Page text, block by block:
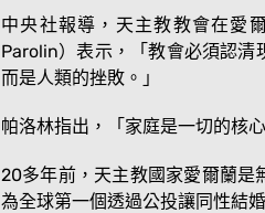
中央社報導，天主教教會在愛
Parolin）表示，「教會必須認清
而是人類的挫敗。」
帕洛林指出，「家庭是一切的核
20多年前，天主教國家愛爾蘭是
為全球第一個透過公投讓同性結